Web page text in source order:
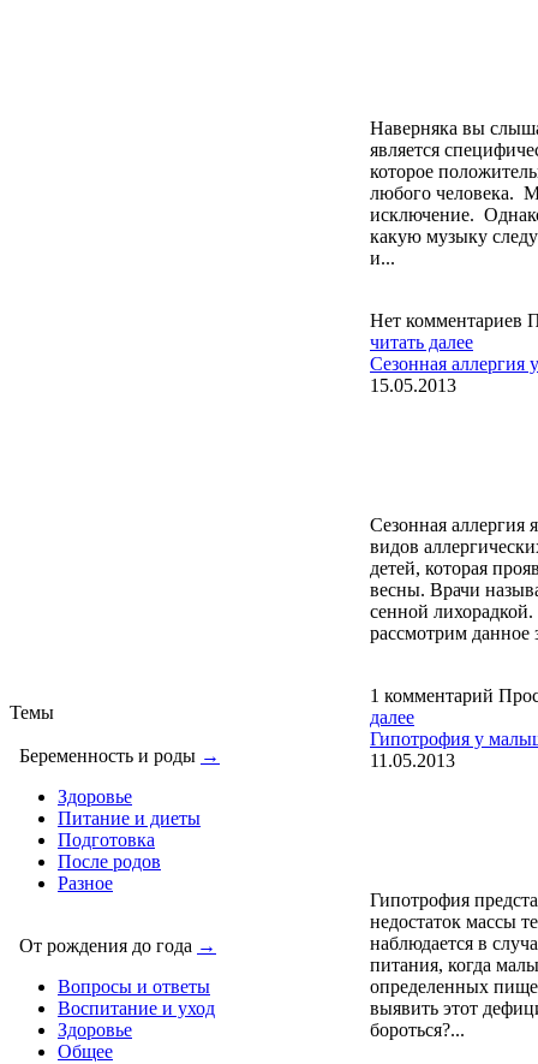
Темы
Беременность и роды →
Здоровье
Питание и диеты
Подготовка
После родов
Разное
От рождения до года →
Вопросы и ответы
Воспитание и уход
Здоровье
Общее
Наверняка вы
является
которое
любого человека.
исключение.
какую музыку
и...
Нет комментариев
читать далее
Сезонная аллергия
15.05.2013
Сезонная аллергия
видов
детей, которая
весны. Врачи
сенной
рассмотрим данное
1 комментарий
далее
Гипотрофия у
11.05.2013
Гипотрофия
недостаток массы
наблюдается в
питания, когда
определенных
выявить этот
бороться?...